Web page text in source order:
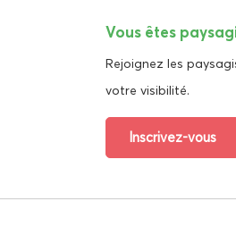
Vous êtes
Rejoignez les
votre visibilité.
Inscrivez-vous